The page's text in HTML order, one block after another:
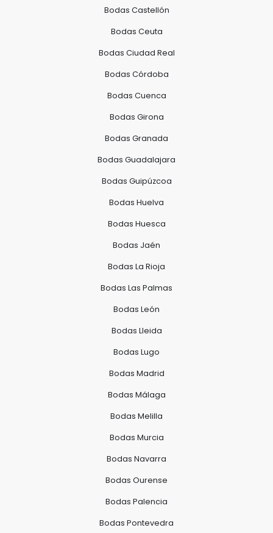
Bodas Castellón
Bodas Ceuta
Bodas Ciudad Real
Bodas Córdoba
Bodas Cuenca
Bodas Girona
Bodas Granada
Bodas Guadalajara
Bodas Guipúzcoa
Bodas Huelva
Bodas Huesca
Bodas Jaén
Bodas La Rioja
Bodas Las Palmas
Bodas León
Bodas Lleida
Bodas Lugo
Bodas Madrid
Bodas Málaga
Bodas Melilla
Bodas Murcia
Bodas Navarra
Bodas Ourense
Bodas Palencia
Bodas Pontevedra